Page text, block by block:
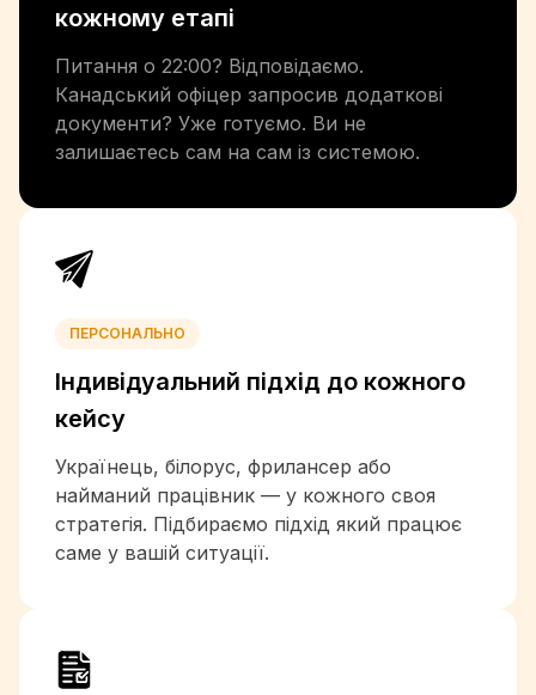
+592
+509
+504
+852
+354
+964
+353
+972
+39
+81
+962
+7
+254
кожному етапі
Питання о 22:00? Відповідаємо.
Канадський офіцер запросив додаткові
документи? Уже готуємо. Ви не
залишаєтесь сам на сам із системою.
ПЕРСОНАЛЬНО
Індивідуальний підхід до кожного
кейсу
Українець, білорус, фрилансер або
найманий працівник — у кожного своя
стратегія. Підбираємо підхід який працює
саме у вашій ситуації.